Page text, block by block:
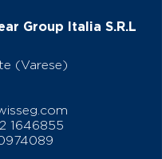
Group Italia S.R.L
(Varese)
1646855